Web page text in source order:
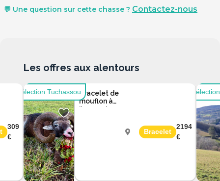
💬 Une question sur cette chasse ? Contactez-nous
309
€
Sélection TuchassouBracelet de
mouflon à
l’approche
Bracelet
2194
€
Les offres aux alentours